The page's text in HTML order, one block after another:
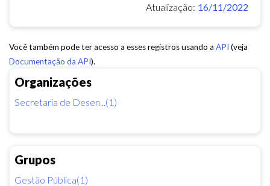
Organizações
Secretaria de Desen...(1)
Grupos
Gestão Pública(1)
Atualização: 16/11/2022
Você também pode ter acesso a esses registros usando a API (veja
Documentação da API).